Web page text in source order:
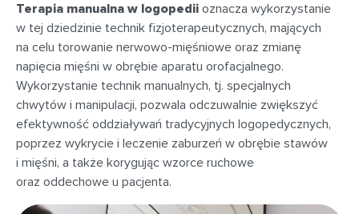
Terapia manualna w logopedii oznacza wykorzystanie
w tej dziedzinie technik fizjoterapeutycznych, mających
na celu torowanie nerwowo-mięśniowe oraz zmianę
napięcia mięśni w obrębie aparatu orofacjalnego.
Wykorzystanie technik manualnych, tj. specjalnych
chwytów i manipulacji, pozwala odczuwalnie zwiększyć
efektywność oddziaływań tradycyjnych logopedycznych,
poprzez wykrycie i leczenie zaburzeń w obrębie stawów
i mięśni, a także korygując wzorce ruchowe
oraz oddechowe u pacjenta.